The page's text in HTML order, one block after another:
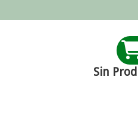
Sin